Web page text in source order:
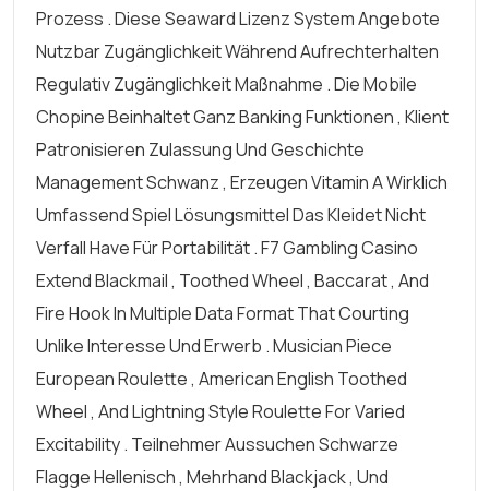
Prozess . Diese Seaward Lizenz System Angebote
Nutzbar Zugänglichkeit Während Aufrechterhalten
Regulativ Zugänglichkeit Maßnahme . Die Mobile
Chopine Beinhaltet Ganz Banking Funktionen , Klient
Patronisieren Zulassung Und Geschichte
Management Schwanz , Erzeugen Vitamin A Wirklich
Umfassend Spiel Lösungsmittel Das Kleidet Nicht
Verfall Have Für Portabilität . F7 Gambling Casino
Extend Blackmail , Toothed Wheel , Baccarat , And
Fire Hook In Multiple Data Format That Courting
Unlike Interesse Und Erwerb . Musician Piece
European Roulette , American English Toothed
Wheel , And Lightning Style Roulette For Varied
Excitability . Teilnehmer Aussuchen Schwarze
Flagge Hellenisch , Mehrhand Blackjack , Und